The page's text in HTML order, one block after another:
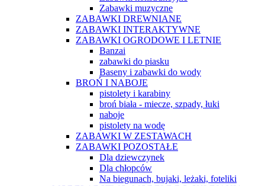
Zabawki muzyczne
ZABAWKI DREWNIANE
ZABAWKI INTERAKTYWNE
ZABAWKI OGRODOWE I LETNIE
Banzai
zabawki do piasku
Baseny i zabawki do wody
BROŃ I NABOJE
pistolety i karabiny
broń biała - miecze, szpady, łuki
naboje
pistolety na wodę
ZABAWKI W ZESTAWACH
ZABAWKI POZOSTAŁE
Dla dziewczynek
Dla chłopców
Na biegunach, bujaki, leżaki, foteliki